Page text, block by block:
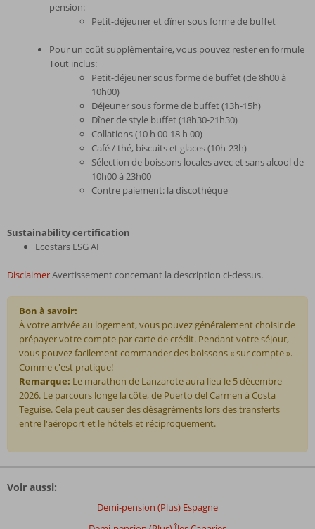
pension:
Petit-déjeuner et dîner sous forme de buffet
Pour un coût supplémentaire, vous pouvez rester en formule
Tout inclus:
Petit-déjeuner sous forme de buffet (de 8h00 à
10h00)
Déjeuner sous forme de buffet (13h-15h)
Dîner de style buffet (18h30-21h30)
Collations (10 h 00-18 h 00)
Café / thé, biscuits et glaces (10h-23h)
Sélection de boissons locales avec et sans alcool de
10h00 à 23h00
Contre paiement: la discothèque
Sustainability certification
Ecostars ESG AI
DisclaimerAvertissement concernant la description ci-dessus.
Bon à savoir:
À votre arrivée au logement, vous pouvez généralement choisir de
prépayer votre compte par carte de crédit. Pendant votre séjour,
vous pouvez facilement commander des boissons « sur compte ».
Comme c'est pratique!
Remarque: Le marathon de Lanzarote aura lieu le 5 décembre
2026. Le parcours longe la côte, de Puerto del Carmen à Costa
Teguise. Cela peut causer des désagréments lors des transferts
entre l'aéroport et le hôtels et réciproquement.
sont
Voir aussi:
Demi-pension (Plus) Espagne